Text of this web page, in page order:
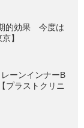
的効果 今度は
】
ーンインナーB
ラストクリニ